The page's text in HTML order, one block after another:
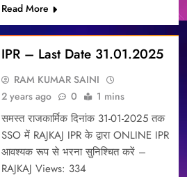
Read More
IPR – Last Date 31.01.2025
RAM KUMAR SAINI
2 years ago
0 1 mins
समस्त राजकार्मिक दिनांक 31-01-2025 तक
SSO में RAJKAJ IPR के द्वारा ONLINE IPR
आवश्यक रूप से भरना सुनिश्चित करें –
RAJKAJ Views: 334